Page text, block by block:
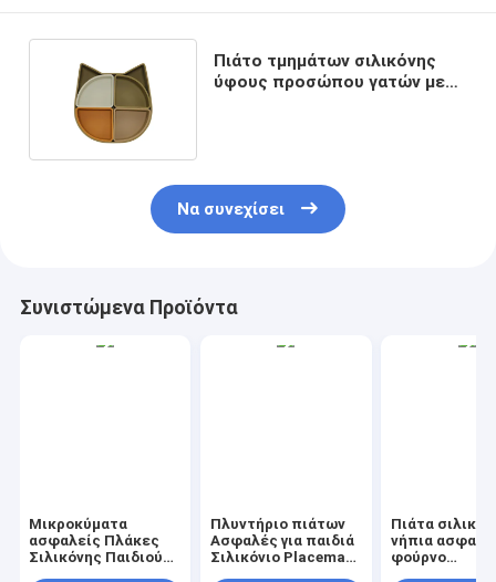
Πιάτο τμημάτων σιλικόνης
ύφους προσώπου γατών με
Να συνεχίσει
Συνιστώμενα Προϊόντα
Μικροκύματα
ασφαλείς Πλάκες
Σιλικόνης Παιδιού
Πλυντήριο πιάτων
Ασφαλές για παιδιά
Σιλικόνιο Placemat
Πιάτα
νήπια ασφαλή
φούρνο